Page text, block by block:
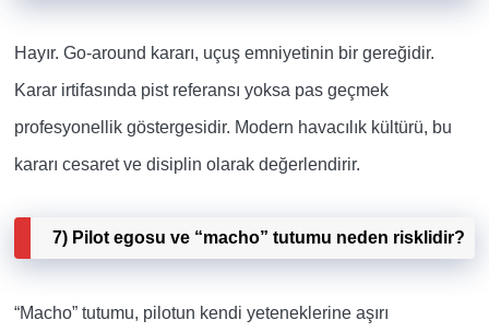
Hayır. Go-around kararı, uçuş emniyetinin bir gereğidir.
Karar irtifasında pist referansı yoksa pas geçmek
profesyonellik göstergesidir. Modern havacılık kültürü, bu
kararı cesaret ve disiplin olarak değerlendirir.
7) Pilot egosu ve “macho” tutumu neden risklidir?
“Macho” tutumu, pilotun kendi yeteneklerine aşırı